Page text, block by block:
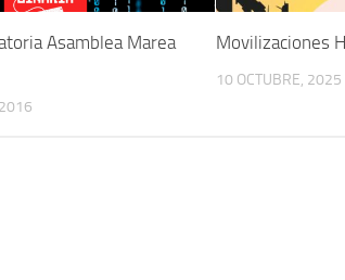
Asamblea Marea
Movilizaciones
10 OCTUBRE, 2025